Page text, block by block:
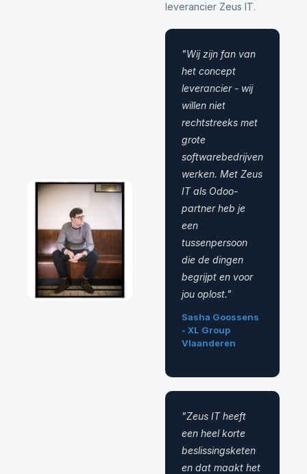
leverancier Zeus IT.
"Wij zijn fan van
het concept
leverancier - wij
willen niet
rechtstreeks met
grote
softwarebedrijven
werken. Met Zeus
IT als Odoo-
partner heb je
een
tussenpersoon
die de dingen
begrijpt en voor
jou oplost."
Sasha Goossens
- XL Group
Vlaanderen
"Zeus IT heeft
een heel korte
beslissingsketen
en dat maakt het